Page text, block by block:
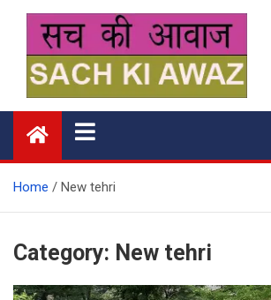
content
सच की आवाज
Home New tehri
Category: New tehri